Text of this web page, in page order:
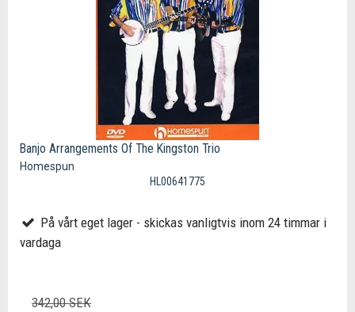
Banjo Arrangements Of The Kingston Trio
Homespun
HL00641775
På vårt eget lager - skickas vanligtvis inom 24 timmar i
vardaga
342,00 SEK